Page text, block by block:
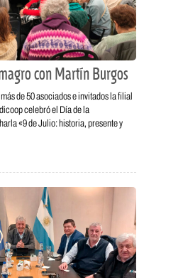
con Martín Burgos
de 50 asociados e invitados la filial
celebró el Día de la
«9 de Julio: historia, presente y